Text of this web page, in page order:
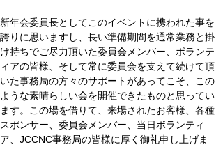
新年会委員長としてこのイベントに携われた事を
誇りに思いますし、長い準備期間を通常業務と掛
け持ちでご尽力頂いた委員会メンバー、ボランテ
ィアの皆様、そして常に委員会を支えて続けて頂
いた事務局の方々のサポートがあってこそ、この
ような素晴らしい会を開催できたものと思ってい
ます。この場を借りて、来場されたお客様、各種
スポンサー、委員会メンバー、当日ボランティ
ア、JCCNC事務局の皆様に厚く御礼申し上げま